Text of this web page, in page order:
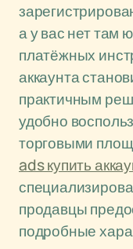
а у вас нет там
платёжных
аккаунта
практичным
удобно
торговыми
ads купить
продавцы
подробные